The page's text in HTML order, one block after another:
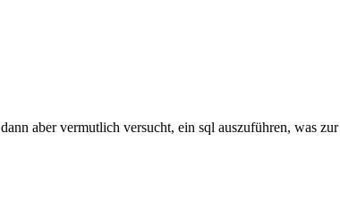
aber vermutlich versucht, ein sql auszuführen, was